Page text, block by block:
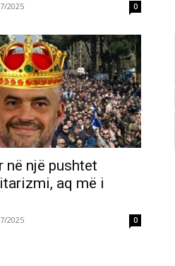
2025 0
në një pushtet
aq më i
2025 0